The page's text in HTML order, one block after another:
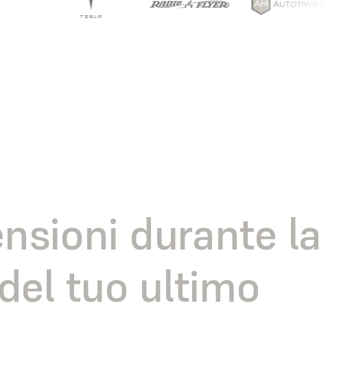
durante la
tuo ultimo